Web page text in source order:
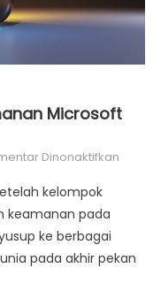
Microsoft
Dinonaktifkanpada
kelompok
keamanan pada
ke berbagai
pada akhir pekan